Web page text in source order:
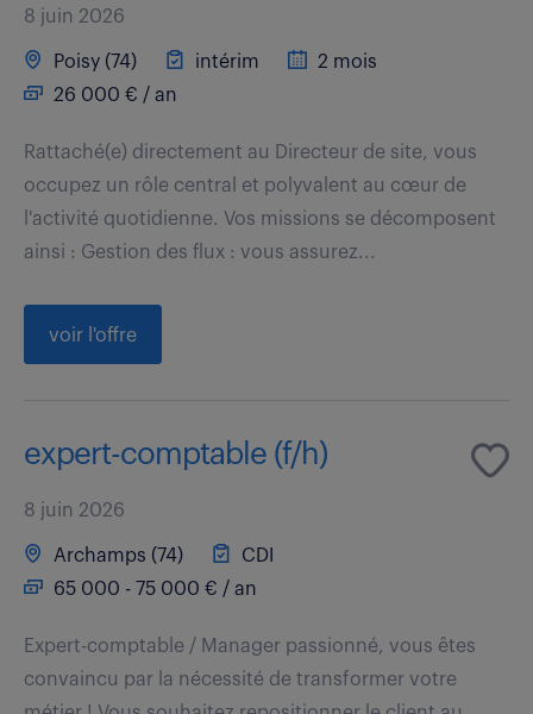
8 juin 2026
Poisy (74) intérim
2 mois
26 000 € / an
Rattaché(e) directement au Directeur de site, vous
occupez un rôle central et polyvalent au cœur de
l'activité quotidienne. Vos missions se décomposent
ainsi : Gestion des flux : vous assurez...
voir l'offre
expert-comptable (f/h)
8 juin 2026
Archamps (74)
CDI
65 000 - 75 000 € / an
Expert-comptable / Manager passionné, vous êtes
convaincu par la nécessité de transformer votre